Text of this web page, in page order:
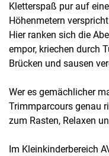
Kletterspaß pur auf
Höhenmetern
Hier ranken sich die
empor, kriechen durch
Brücken und sausen
Wer es gemächlicher
Trimmparcours genau
zum Rasten, Relaxen
Im Kleinkinderbereich